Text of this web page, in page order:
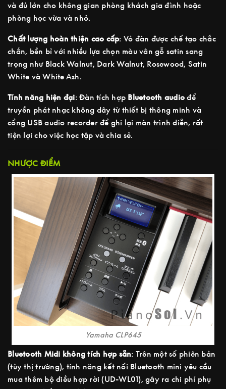
và đủ lớn cho không gian phòng khách gia đình hoặc
phòng học vừa và nhỏ.
Chất lượng hoàn thiện cao cấp: Vỏ đàn được chế tạo chắc
chắn, bền bỉ với nhiều lựa chọn màu vân gỗ satin sang
trọng như Black Walnut, Dark Walnut, Rosewood, Satin
White và White Ash.
Tính năng hiện đại: Đàn tích hợp Bluetooth audio để
truyền phát nhạc không dây từ thiết bị thông minh và
cổng USB audio recorder để ghi lại màn trình diễn, rất
tiện lợi cho việc học tập và chia sẻ.
NHƯỢC ĐIỂM
Yamaha CLP645
Bluetooth Midi không tích hợp sẵn: Trên một số phiên bản
(tùy thị trường), tính năng kết nối Bluetooth mini yêu cầu
mua thêm bộ điều hợp rời (UD-WL01), gây ra chi phí phụ